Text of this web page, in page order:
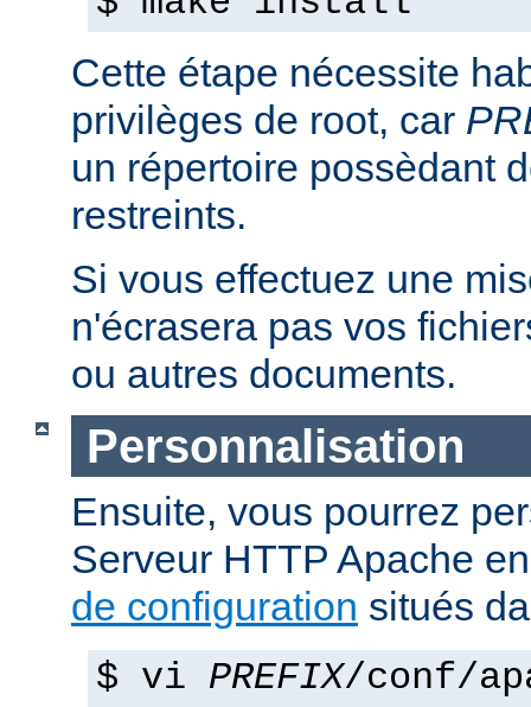
Cette étape nécessite
privilèges de root, car
un répertoire possèdant
restreints.
Si vous effectuez une
n'écrasera pas vos
ou autres documents.
Personnalisation
Ensuite, vous pourrez
Serveur HTTP Apache
de configuration situés
$ vi PREFIX/conf/